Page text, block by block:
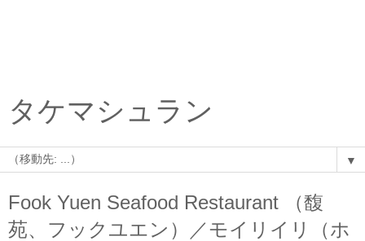
タケマシュラン
▼
Fook Yuen Seafood Restaurant （馥
苑、フックユエン）／モイリイリ（ホ